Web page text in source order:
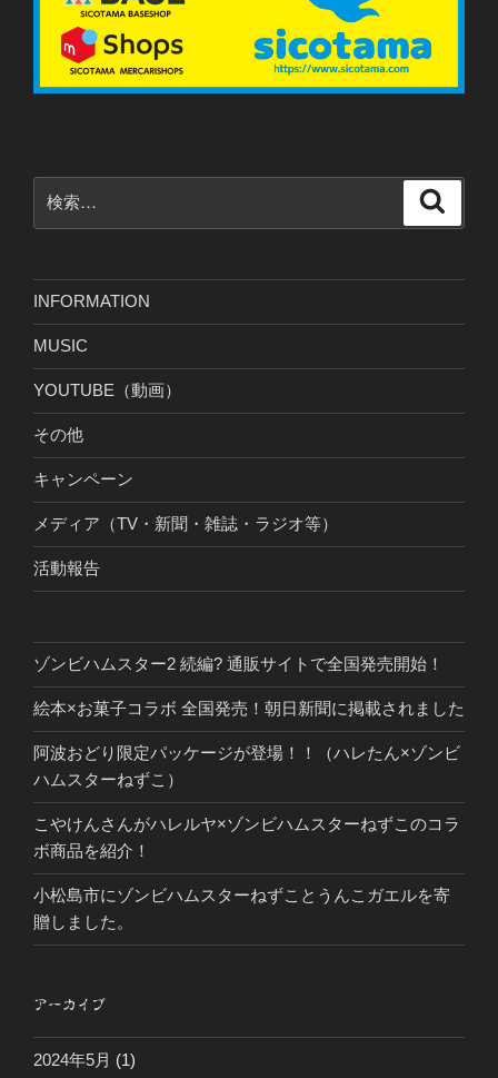
索:
INFORMATION
MUSIC
YOUTUBE（動画）
その他
キャンペーン
メディア（TV・新聞・雑誌・ラジオ等）
活動報告
ゾンビハムスター2 続編? 通販サイトで全国発売開始！
絵本×お菓子コラボ 全国発売！朝日新聞に掲載されました
阿波おどり限定パッケージが登場！！（ハレたん×ゾンビ
ハムスターねずこ）
こやけんさんがハレルヤ×ゾンビハムスターねずこのコラ
ボ商品を紹介！
小松島市にゾンビハムスターねずことうんこガエルを寄
贈しました。
アーカイブ
2024年5月 (1)